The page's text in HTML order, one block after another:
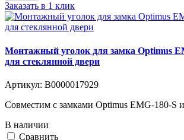
Заказать в 1 клик
Монтажный уголок для замка Optimus
для стеклянной двери
Артикул: В0000017929
Совместим с замками Optimus EMG-180-S
В наличии
Cравнить